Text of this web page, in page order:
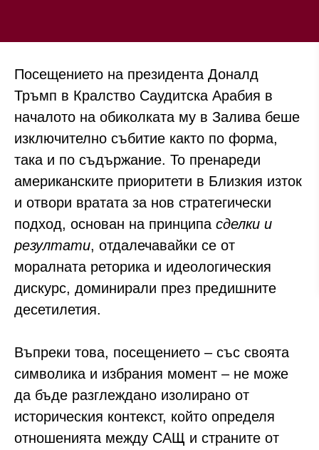
Посещението на президента Доналд
Тръмп в Кралство Саудитска Арабия в
началото на обиколката му в Залива беше
изключително събитие както по форма,
така и по съдържание. То пренареди
американските приоритети в Близкия изток
и отвори вратата за нов стратегически
подход, основан на принципа сделки и
резултати, отдалечавайки се от
моралната реторика и идеологическия
дискурс, доминирали през предишните
десетилетия.
Въпреки това, посещението – със своята
символика и избрания момент – не може
да бъде разглеждано изолирано от
историческия контекст, който определя
отношенията между САЩ и страните от